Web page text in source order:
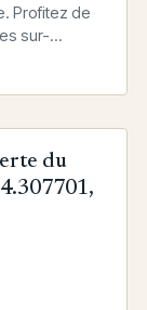
Profitez de
sur-
du